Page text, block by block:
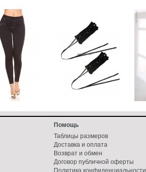
Помощь
Таблицы размеров
Доставка и оплата
Возврат и обмен
Договор публичной оферты
Политика конфиденциальности